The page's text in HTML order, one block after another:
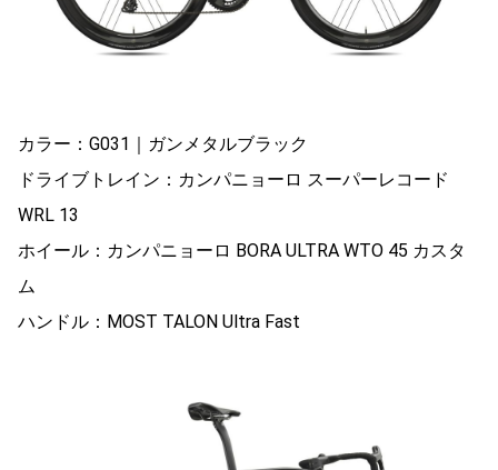
カラー：G031｜ガンメタルブラック
ドライブトレイン：カンパニョーロ スーパーレコード
WRL 13
ホイール：カンパニョーロ BORA ULTRA WTO 45 カスタ
ム
ハンドル：MOST TALON Ultra Fast